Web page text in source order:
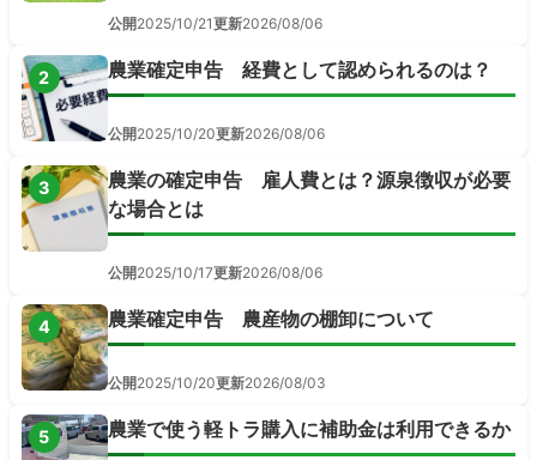
公開2025/10/21更新2026/08/06
2 農業確定申告 経費として認められるのは？
公開2025/10/20更新2026/08/06
3
農業の確定申告 雇人費とは？源泉徴収が必要
な場合とは
公開2025/10/17更新2026/08/06
4 農業確定申告 農産物の棚卸について
公開2025/10/20更新2026/08/03
5 農業で使う軽トラ購入に補助金は利用できるか